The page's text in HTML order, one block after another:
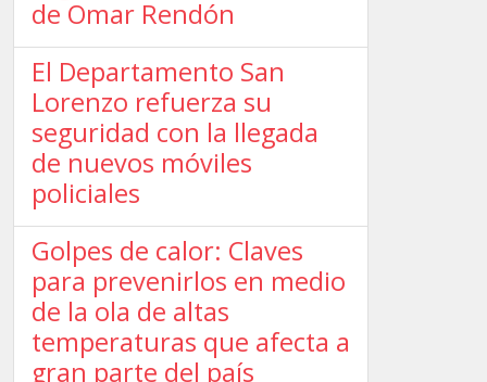
de Omar Rendón
El Departamento San
Lorenzo refuerza su
seguridad con la llegada
de nuevos móviles
policiales
Golpes de calor: Claves
para prevenirlos en medio
de la ola de altas
temperaturas que afecta a
gran parte del país